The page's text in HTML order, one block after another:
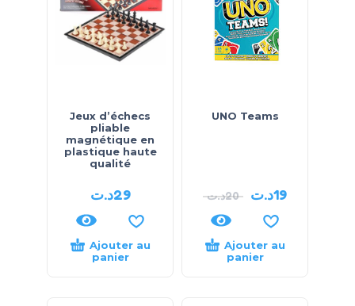
Jeux d’échecs
pliable
magnétique en
plastique haute
qualité
29د.ت
Ajouter au
panier
UNO Teams
20د.ت 19د.ت
Ajouter au
panier